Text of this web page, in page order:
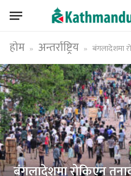
होम » अन्तर्राष्ट्रिय » बंगलादेशमा रोकिएन तनाव,